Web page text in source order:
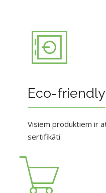
Eco-friendly
Visiem produktiem ir
sertifikāti